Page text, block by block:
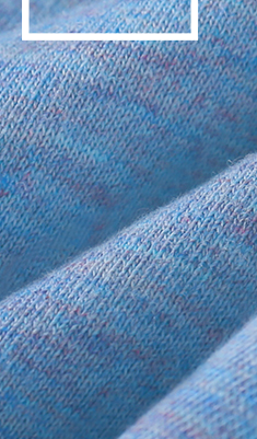
> FLOATING ISLAND IN
尘世浮岛
在高度模块化的